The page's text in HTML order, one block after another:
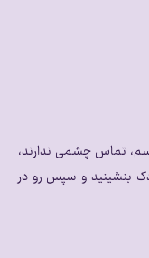
تماس چشمی ندارند،
بنشینید و سپس رو در